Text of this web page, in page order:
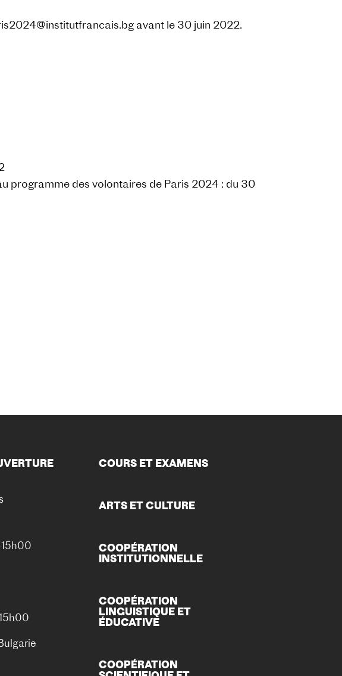
avant le 30 juin 2022.
programme des volontaires de Paris 2024 : du 30
COURS ET EXAMENS
ARTS ET CULTURE
COOPÉRATION
INSTITUTIONNELLE
COOPÉRATION
LINGUISTIQUE ET
ÉDUCATIVE
COOPÉRATION